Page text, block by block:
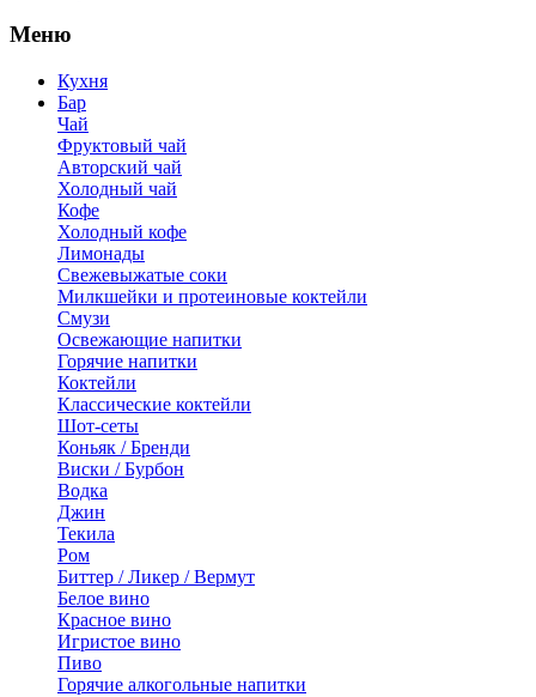
Меню
Кухня
Бар
Чай
Фруктовый чай
Авторский чай
Холодный чай
Кофе
Холодный кофе
Лимонады
Свежевыжатые соки
Милкшейки и протеиновые коктейли
Смузи
Освежающие напитки
Горячие напитки
Коктейли
Классические коктейли
Шот-сеты
Коньяк / Бренди
Виски / Бурбон
Водка
Джин
Текила
Ром
Биттер / Ликер / Вермут
Белое вино
Красное вино
Игристое вино
Пиво
Горячие алкогольные напитки